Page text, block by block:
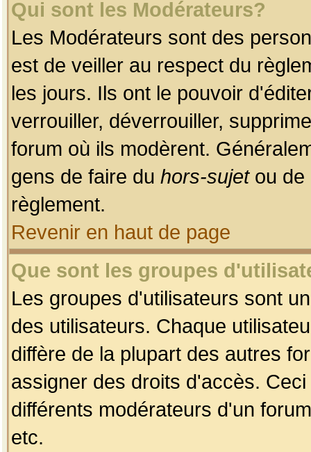
Qui sont les Modérateurs?
Les Modérateurs sont des
est de veiller au respect du
les jours. Ils ont le pouvoir
verrouiller, déverrouiller,
forum où ils modèrent.
gens de faire du hors-sujetou de
règlement.
Revenir en haut de page
Que sont les groupes
Les groupes d'utilisateurs sont
des utilisateurs. Chaque
diffère de la plupart des autres
assigner des droits d'accès.
différents modérateurs d'un
etc.